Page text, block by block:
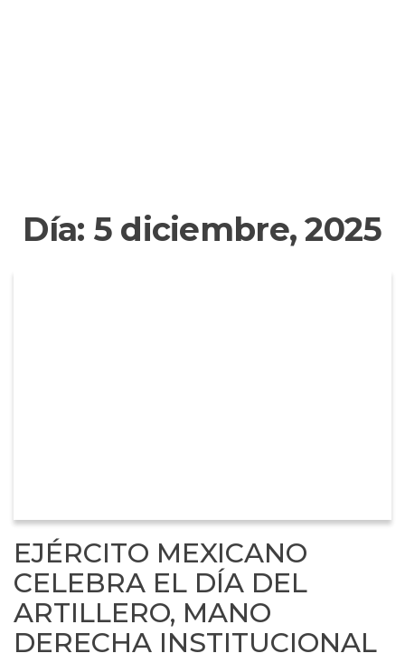
Día: 5 diciembre, 2025
EJÉRCITO MEXICANO
CELEBRA EL DÍA DEL
ARTILLERO, MANO
DERECHA INSTITUCIONAL